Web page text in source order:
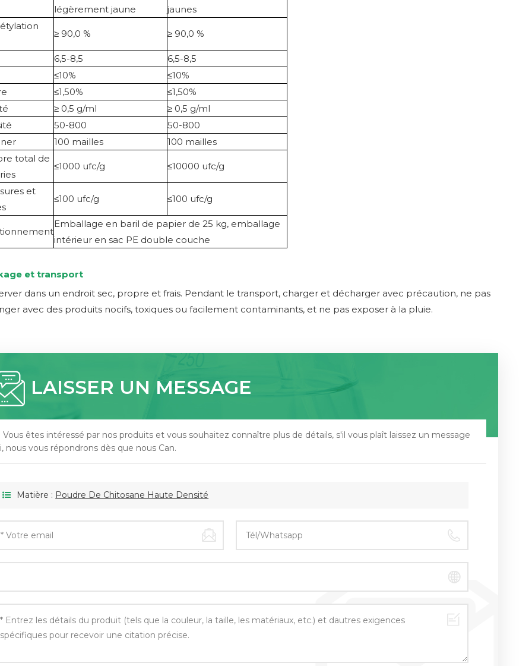
légèrement jaune
jaunes
≥ 90,0 % ≥ 90,0 %
6,5-8,5
6,5-8,5
≤10%
≤10%
≤1,50%
≤1,50%
≥ 0,5 g/ml
≥ 0,5 g/ml
50-800
50-800
100 mailles
100 mailles
total de
≤1000 ufc/g ≤10000 ufc/g
et
≤100 ufc/g ≤100 ufc/g
Emballage en baril de papier de 25 kg, emballage
intérieur en sac PE double couche
et transport
dans un endroit sec, propre et frais. Pendant le transport, charger et décharger avec précaution, ne pas
avec des produits nocifs, toxiques ou facilement contaminants, et ne pas exposer à la pluie.
LAISSER UN MESSAGE
Vous êtes intéressé par nos produits et vous souhaitez connaître plus de détails, s'il vous plaît laissez un message
nous vous répondrons dès que nous Can.
Matière : Poudre De Chitosane Haute Densité